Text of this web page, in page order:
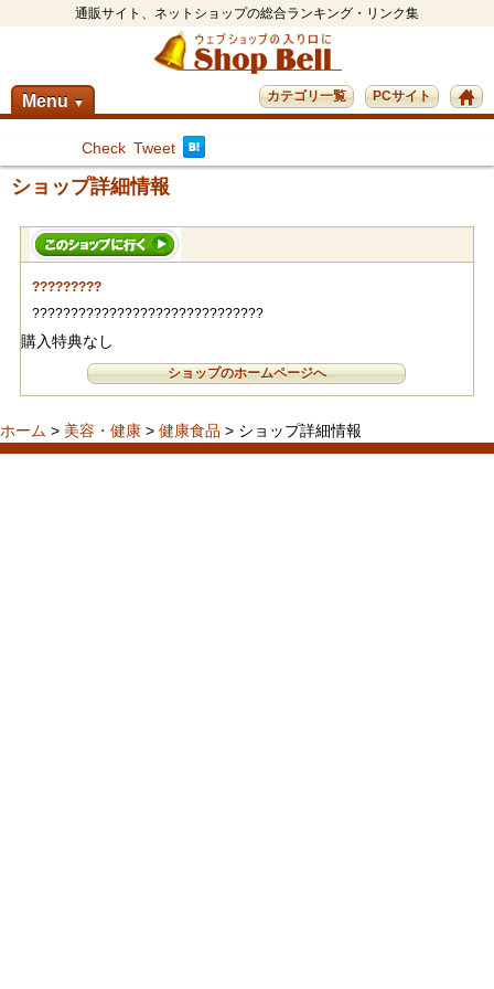
通販サイト、ネットショップの総合ランキング・リンク集
Menu ▼ PCサイト
カテゴリ一覧
Check Tweet
ショップ詳細情報
?????????
??????????????????????????????
購入特典なし
ショップのホームページへ
ホーム > 美容・健康 > 健康食品 > ショップ詳細情報